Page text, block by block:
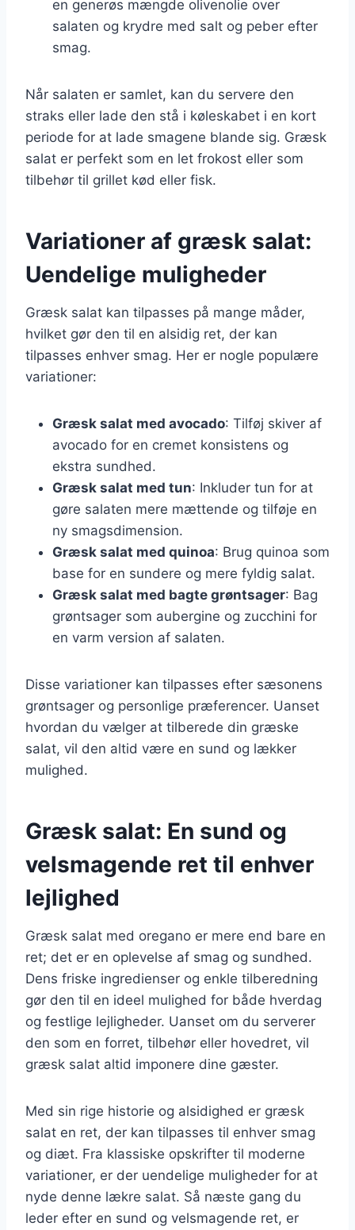
en generøs mængde olivenolie over
salaten og krydre med salt og peber efter
smag.
Når salaten er samlet, kan du servere den
straks eller lade den stå i køleskabet i en kort
periode for at lade smagene blande sig. Græsk
salat er perfekt som en let frokost eller som
tilbehør til grillet kød eller fisk.
Variationer af græsk salat:
Uendelige muligheder
Græsk salat kan tilpasses på mange måder,
hvilket gør den til en alsidig ret, der kan
tilpasses enhver smag. Her er nogle populære
variationer:
Græsk salat med avocado: Tilføj skiver af
avocado for en cremet konsistens og
ekstra sundhed.
Græsk salat med tun: Inkluder tun for at
gøre salaten mere mættende og tilføje en
ny smagsdimension.
Græsk salat med quinoa: Brug quinoa som
base for en sundere og mere fyldig salat.
Græsk salat med bagte grøntsager: Bag
grøntsager som aubergine og zucchini for
en varm version af salaten.
Disse variationer kan tilpasses efter sæsonens
grøntsager og personlige præferencer. Uanset
hvordan du vælger at tilberede din græske
salat, vil den altid være en sund og lækker
mulighed.
Græsk salat: En sund og
velsmagende ret til enhver
lejlighed
Græsk salat med oregano er mere end bare en
ret; det er en oplevelse af smag og sundhed.
Dens friske ingredienser og enkle tilberedning
gør den til en ideel mulighed for både hverdag
og festlige lejligheder. Uanset om du serverer
den som en forret, tilbehør eller hovedret, vil
græsk salat altid imponere dine gæster.
Med sin rige historie og alsidighed er græsk
salat en ret, der kan tilpasses til enhver smag
og diæt. Fra klassiske opskrifter til moderne
variationer, er der uendelige muligheder for at
nyde denne lækre salat. Så næste gang du
leder efter en sund og velsmagende ret, er